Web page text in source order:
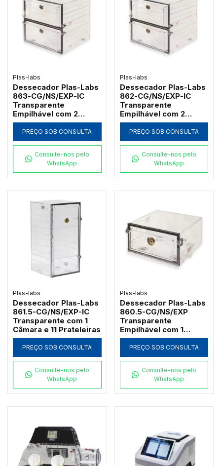
Plas-labs
Dessecador Plas-Labs
863-CG/NS/EXP-IC
Transparente
Empilhável com 2
Câmaras e 10
Prateleiras
PREÇO SOB CONSULTA
Consulte-nos pelo
WhatsApp
Plas-labs
Dessecador Plas-Labs
862-CG/NS/EXP-IC
Transparente
Empilhável com 2
Câmaras e 10
Prateleiras
PREÇO SOB CONSULTA
Consulte-nos pelo
WhatsApp
Plas-labs
Dessecador Plas-Labs
861.5-CG/NS/EXP-IC
Transparente com 1
Câmara e 11 Prateleiras
PREÇO SOB CONSULTA
Consulte-nos pelo
WhatsApp
Plas-labs
Dessecador Plas-Labs
860.5-CG/NS/EXP
Transparente
Empilhável com 1
Câmara e Higrômetro
PREÇO SOB CONSULTA
Consulte-nos pelo
WhatsApp